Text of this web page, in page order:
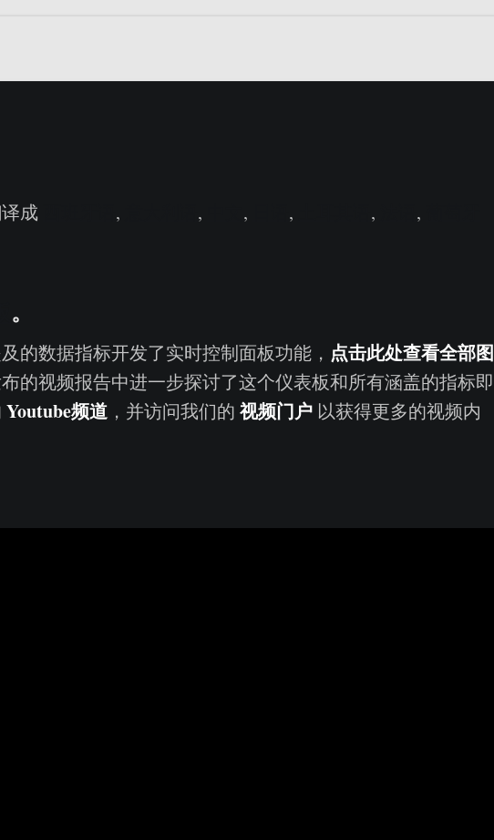
成 , , , , , ,
。
的数据指标开发了实时控制面板功能， 点击此处查看全部图
的视频报告中进一步探讨了这个仪表板和所有涵盖的指标即
Youtube频道 ，并访问我们的 视频门户 以获得更多的视频内